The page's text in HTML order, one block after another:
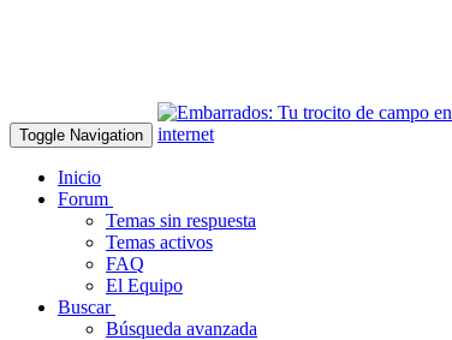
Toggle Navigation
Inicio
Forum
Temas sin respuesta
Temas activos
FAQ
El Equipo
Buscar
Búsqueda avanzada